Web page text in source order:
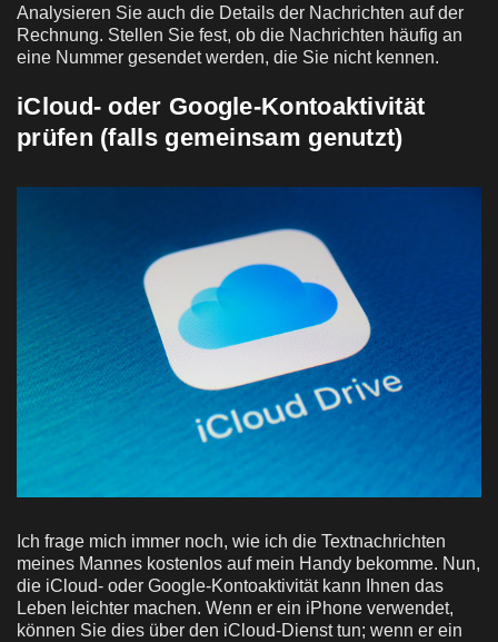
Analysieren Sie auch die Details der Nachrichten auf der
Rechnung. Stellen Sie fest, ob die Nachrichten häufig an
eine Nummer gesendet werden, die Sie nicht kennen.
iCloud- oder Google-Kontoaktivität
prüfen (falls gemeinsam genutzt)
Ich frage mich immer noch, wie ich die Textnachrichten
meines Mannes kostenlos auf mein Handy bekomme. Nun,
die iCloud- oder Google-Kontoaktivität kann Ihnen das
Leben leichter machen. Wenn er ein iPhone verwendet,
können Sie dies über den iCloud-Dienst tun; wenn er ein